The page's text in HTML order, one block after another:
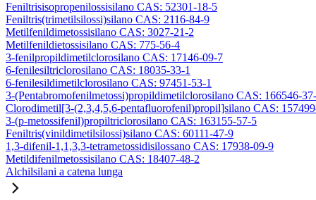
Feniltrisisopropenilossisilano CAS: 52301-18-5
Feniltris(trimetilsilossi)silano CAS: 2116-84-9
Metilfenildimetossisilano CAS: 3027-21-2
Metilfenildietossisilano CAS: 775-56-4
3-fenilpropildimetilclorosilano CAS: 17146-09-7
6-fenilesiltriclorosilano CAS: 18035-33-1
6-fenilesildimetilclorosilano CAS: 97451-53-1
3-(Pentabromofenilmetossi)propildimetilclorosilano CAS: 166546-
Clorodimetil[3-(2,3,4,5,6-pentafluorofenil)propil]silano CAS:
3-(p-metossifenil)propiltriclorosilano CAS: 163155-57-5
Feniltris(vinildimetilsilossi)silano CAS: 60111-47-9
1,3-difenil-1,1,3,3-tetrametossidisilossano CAS: 17938-09-9
Metildifenilmetossisilano CAS: 18407-48-2
Alchilsilani a catena lunga